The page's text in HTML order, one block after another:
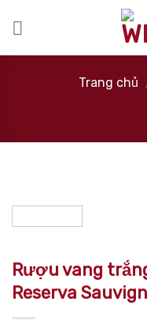
Trang chủ
Rượu vang
Reserva